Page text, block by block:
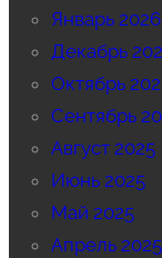
Январь 2026
Декабрь
Октябрь
Сентябрь
Август 2025
Июнь 2025
Май 2025
Апрель 2025